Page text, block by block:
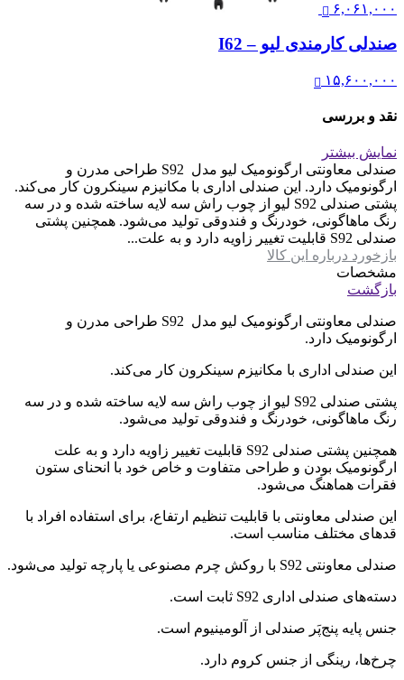
۶,۰۶۱,۰۰۰
صندلی کارمندی لیو – I62
۱۵,۶۰۰,۰۰۰
نقد و بررسی
نمایش بیشتر
صندلی معاونتی ارگونومیک لیو مدل S92 طراحی مدرن و
ارگونومیک دارد. این صندلی اداری با مکانیزم سینکرون کار می‌کند.
پشتی صندلی S92 لیو از چوب راش سه لایه ساخته شده و در سه
رنگ ماهاگونی، خودرنگ و فندوقی تولید می‌شود. همچنین پشتی
صندلی S92 قابلیت تغییر زاویه دارد و به علت...
بازخورد درباره این کالا
مشخصات
بازگشت
صندلی معاونتی ارگونومیک لیو مدل S92 طراحی مدرن و
ارگونومیک دارد.
این صندلی اداری با مکانیزم سینکرون کار می‌کند.
پشتی صندلی S92 لیو از چوب راش سه لایه ساخته شده و در سه
رنگ ماهاگونی، خودرنگ و فندوقی تولید می‌شود.
همچنین پشتی صندلی S92 قابلیت تغییر زاویه دارد و به علت
ارگونومیک بودن و طراحی متفاوت و خاص خود با انحنای ستون
فقرات هماهنگ می‌شود.
این صندلی معاونتی با قابلیت تنظیم ارتفاع، برای استفاده افراد با
قدهای مختلف مناسب است.
صندلی معاونتی S92 با روکش چرم مصنوعی یا پارچه تولید می‌شود.
دسته‌های صندلی اداری S92 ثابت است.
جنس پایه پنج‌پَر صندلی از آلومینیوم است.
چرخ‌ها، رینگی از جنس کروم دارد.